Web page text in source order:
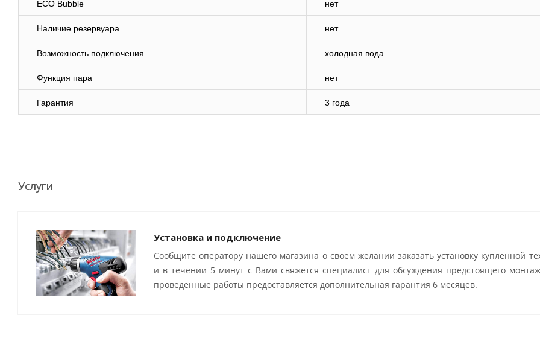
ECO Bubble нет
Наличие резервуара нет
Возможность подключения холодная вода
Функция пара нет
Гарантия 3 года
Услуги
Установка и подключение
Сообщите оператору нашего магазина о своем желании заказать установку купленной
и в течении 5 минут с Вами свяжется специалист для обсуждения предстоящего
проведенные работы предоставляется дополнительная гарантия 6 месяцев.